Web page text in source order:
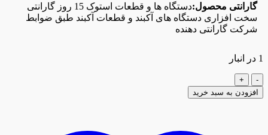
گارانتی محصول:
دستگاه ها و قطعات استوک 15 روز گارانتی
سخت افزاری دستگاه های آکبند و قطعات آکبند طبق ضوابط
شرکت گارانتی دهنده
1 در انبار
لپ
تاپ
مک
افزودن به سبد خرید